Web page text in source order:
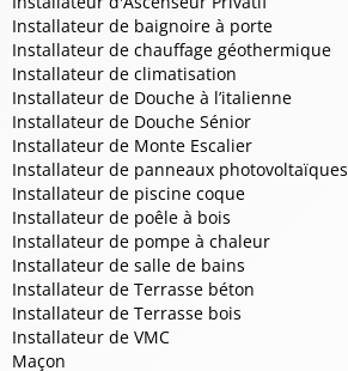
Installateur de baignoire à porte
Installateur de chauffage géothermique
Installateur de climatisation
Installateur de Douche à l’italienne
Installateur de Douche Sénior
Installateur de Monte Escalier
Installateur de panneaux photovoltaïques
Installateur de piscine coque
Installateur de poêle à bois
Installateur de pompe à chaleur
Installateur de salle de bains
Installateur de Terrasse béton
Installateur de Terrasse bois
Installateur de VMC
Maçon